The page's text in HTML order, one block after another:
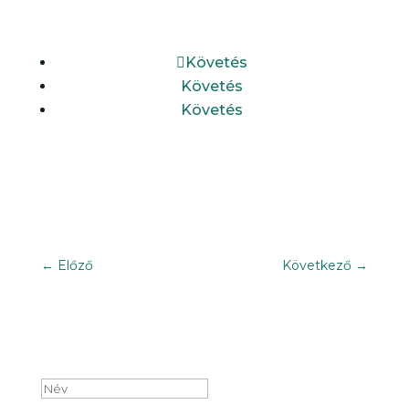
Követés
Követés
Követés
← Előző Következő →